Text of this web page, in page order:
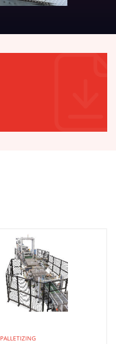
PALLETIZING